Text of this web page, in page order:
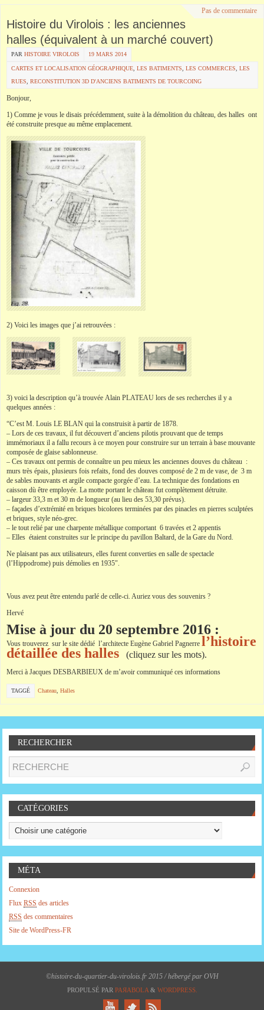
Pas de commentaire
Histoire du Virolois : les anciennes
halles (équivalent à un marché couvert)
PAR HISTOIRE VIROLOIS 19 MARS 2014
CARTES ET LOCALISATION GÉOGRAPHIQUE LES BATIMENTS LES COMMERCES
LES
RUES
RECONSTITUTION 3D D'ANCIENS BATIMENTS DE TOURCOING
Bonjour,
1) Comme je vous le disais précédemment, suite à la démolition du château, des halles ont
été construite presque au même emplacement.
2) Voici les images que j’ai retrouvées :
3) voici la description qu’à trouvée Alain PLATEAU lors de ses recherches il y a
quelques années :
“C’est M. Louis LE BLAN qui la construisit à partir de 1878.
– Lors de ces travaux, il fut découvert d’anciens pilotis prouvant que de temps
immémoriaux il a fallu recours à ce moyen pour construire sur un terrain à base mouvante
composée de glaise sablonneuse.
– Ces travaux ont permis de connaître un peu mieux les anciennes douves du château :
murs très épais, plusieurs fois refaits, fond des douves composé de 2 m de vase, de 3 m
de sables mouvants et argile compacte gorgée d’eau. La technique des fondations en
caisson dù être employée. La motte portant le château fut complètement détruite.
– largeur 33,3 m et 30 m de longueur (au lieu des 53,30 prévus).
– façades d’extrémité en briques bicolores terminées par des pinacles en pierres sculptées
et briques, style néo-grec.
– le tout relié par une charpente métallique comportant 6 travées et 2 appentis
– Elles étaient construites sur le principe du pavillon Baltard, de la Gare du Nord.
Ne plaisant pas aux utilisateurs, elles furent converties en salle de spectacle
(l’Hippodrome) puis démolies en 1935″.
Vous avez peut être entendu parlé de celle-ci. Auriez vous des souvenirs ?
Hervé
Mise à jour du 20 septembre 2016 :
Vous trouverez sur le site dédié l’architecte Eugène Gabriel Pagnerre l’histoire
détaillée des halles (cliquez sur les mots).
Merci à Jacques DESBARBIEUX de m’avoir communiqué ces informations
TAGGÉ Chateau, Halles
RECHERCHER
CATÉGORIES
MÉTA
Connexion
FluxRSS des articles
RSS des commentaires
Site de WordPress-FR
©histoire-du-quartier-du-virolois.fr 2015 / hébergé par OVH
PROPULSÉ PAR PAЯABOLA& WORDPRESS.